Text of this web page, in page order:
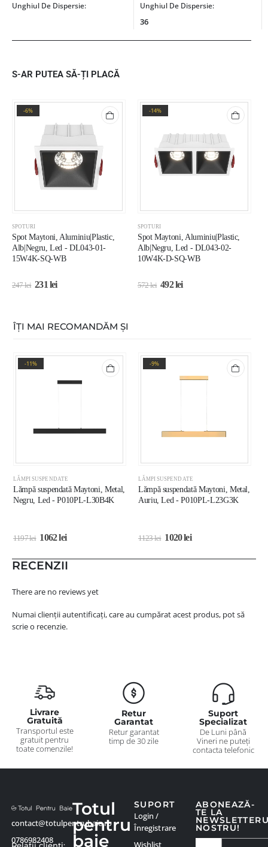
Unghiul De Dispersie:
Unghiul De Dispersie:
36
S-AR PUTEA SĂ-ȚI PLACĂ
-6%
SPOTURI
Spot Maytoni, Aluminiu|Plastic,
Alb|Negru, Led - DL043-01-
15W4K-SQ-WB
247lei 231lei
-14%
SPOTURI
Spot Maytoni, Aluminiu|Plastic,
Alb|Negru, Led - DL043-02-
10W4K-D-SQ-WB
572lei 492lei
ÎȚI MAI RECOMANDĂM ȘI
-11%
LĂMPI SUSPENDATE
Lămpă suspendată Maytoni, Metal,
Negru, Led - P010PL-L30B4K
1197lei 1062lei
-9%
LĂMPI SUSPENDATE
Lămpă suspendată Maytoni, Metal,
Auriu, Led - P010PL-L23G3K
1123lei 1020lei
RECENZII
There are no reviews yet
Numai clienții autentificați, care au cumpărat acest produs, pot să
scrie o recenzie.
Livrare
Gratuită
Transportul este
gratuit pentru
toate comenzile!
Retur
Garantat
Retur garantat
timp de 30 zile
Suport
Specializat
De Luni până
Vineri ne puteți
contacta telefonic
contact@totulpentrubaie.ro
0786982408
Relatii clienți:
ABONEAZĂ-
TE LA
NOSTRU!
Totul
pentru
baie
SUPORT
Login /
Înregistrare
Wishlist